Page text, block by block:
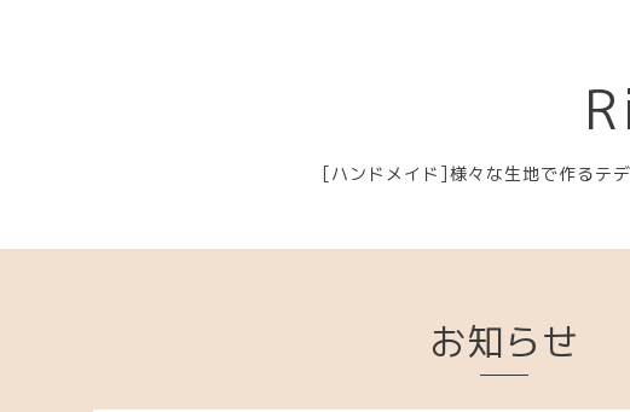
[ハンドメイド]様々な生地で作るテ
お知らせ